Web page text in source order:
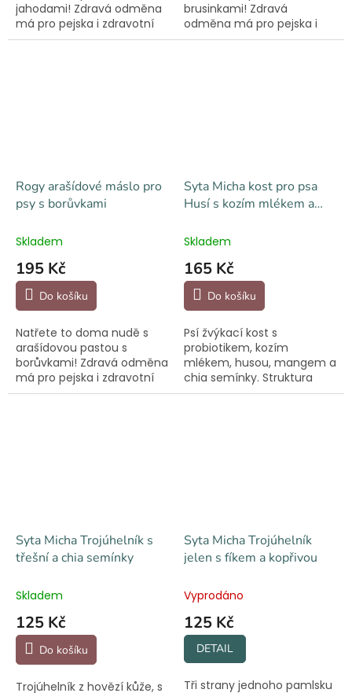
jahodami! Zdravá odměna
má pro pejska i zdravotní
benefity. Z pasty se stane
brusinkami! Zdravá
odměna má pro pejska i
zdravotní benefity. Z pasty
Rogy arašídové máslo pro
psy s borůvkami
Skladem
195 Kč
Do košíku
Natřete to doma nudě s
arašídovou pastou s
borůvkami! Zdravá odměna
má pro pejska i zdravotní
benefity. Z pasty se stane
Syta Micha kost pro psa
Husí s kozím mlékem a
Skladem
165 Kč
Do košíku
Psí žvýkací kost s
probiotikem, kozím
mlékem, husou, mangem a
chia semínky. Struktura
kostí má příznivý vliv na psí
Syta Micha Trojúhelník s
třešní a chia semínky
Skladem
125 Kč
Do košíku
Trojúhelník z hovězí kůže, s
Syta Micha Trojúhelník
jelen s fíkem a kopřivou
Vyprodáno
125 Kč
DETAIL
Tři strany jednoho pamlsku